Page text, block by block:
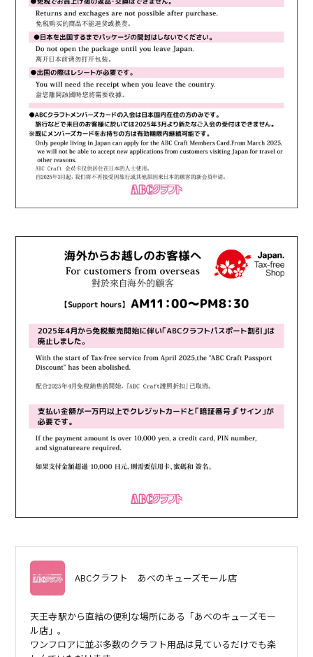
ABCクラフト あべのキューズモール店
天王寺駅から直結の便利な場所にある「あべのキューズモー
ル店」。
ワンフロアに並ぶ多数のクラフト用品は見ているだけでも楽